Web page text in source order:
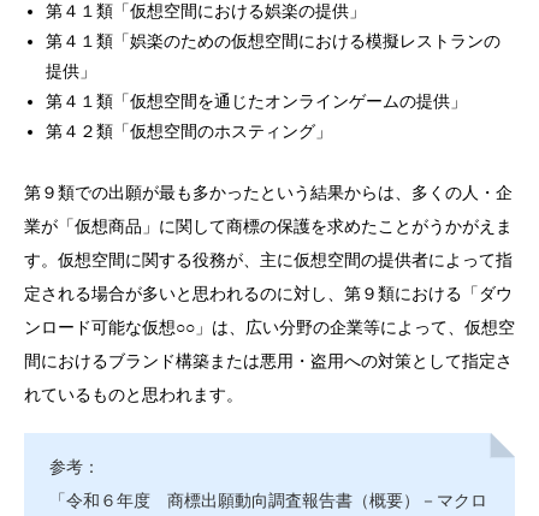
第４１類「仮想空間における娯楽の提供」
第４１類「娯楽のための仮想空間における模擬レストランの
提供」
第４１類「仮想空間を通じたオンラインゲームの提供」
第４２類「仮想空間のホスティング」
第９類での出願が最も多かったという結果からは、多くの人・企
業が「仮想商品」に関して商標の保護を求めたことがうかがえま
す。仮想空間に関する役務が、主に仮想空間の提供者によって指
定される場合が多いと思われるのに対し、第９類における「ダウ
ンロード可能な仮想○○」は、広い分野の企業等によって、仮想空
間におけるブランド構築または悪用・盗用への対策として指定さ
れているものと思われます。
参考：
「令和６年度 商標出願動向調査報告書（概要）－マクロ